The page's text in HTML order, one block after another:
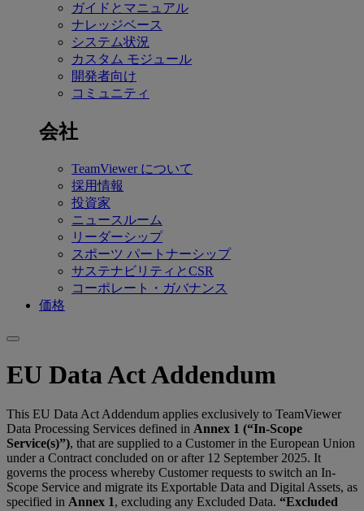
ガイドとマニュアル
ナレッジベース
システム状況
カスタム モジュール
開発者向け
コミュニティ
会社
TeamViewer について
採用情報
投資家
ニュースルーム
リーダーシップ
スポーツ パートナーシップ
サステナビリティとCSR
コーポレート・ガバナンス
価格
EU Data Act Addendum
This EU Data Act Addendum applies exclusively to TeamViewer
Data Processing Services defined in Annex 1 (“In-Scope
Service(s)”), that are supplied to a Customer in the European Union
under a Contract concluded on or after 12 September 2025. It
governs the process whereby Customer requests to switch an In-
Scope Service and migrate its Exportable Data and Digital Assets, as
specified in Annex 1, excluding any Excluded Data. “Excluded